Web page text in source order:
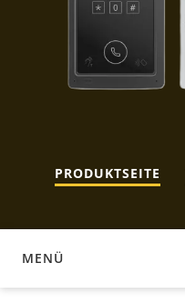
PRODUKTSEITE
MENÜ
GERÄTESOFTWARE